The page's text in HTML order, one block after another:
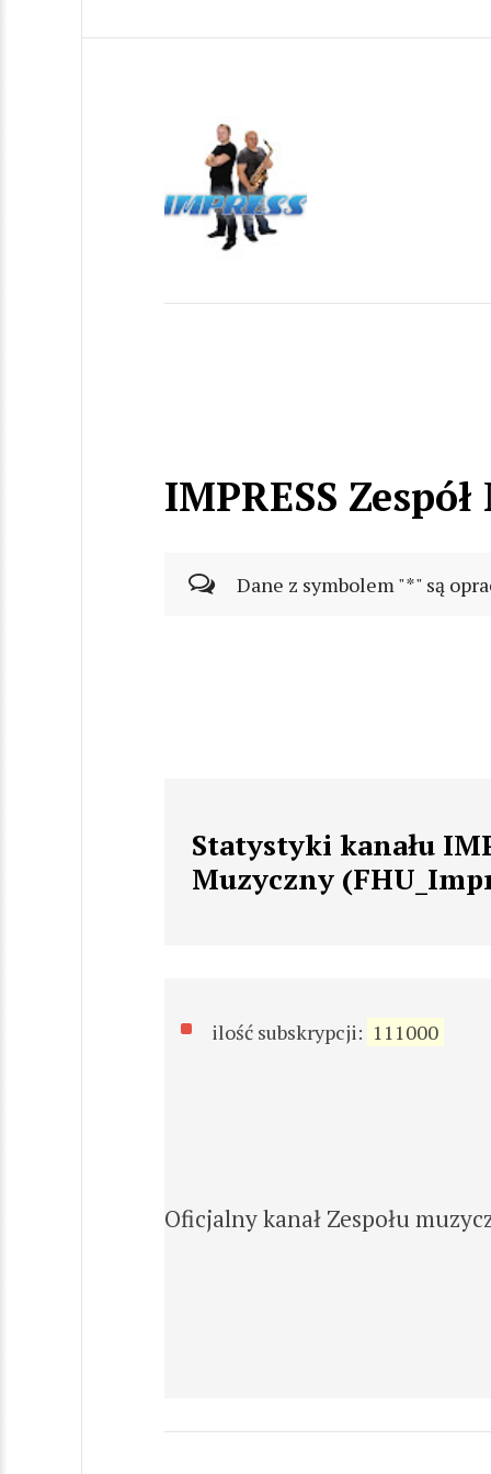
IMPRESS
Dane z symbolem "*" są
Statystyki kanału
Muzyczny
ilość subskrypcji: 111000
Oficjalny kanał Zespołu